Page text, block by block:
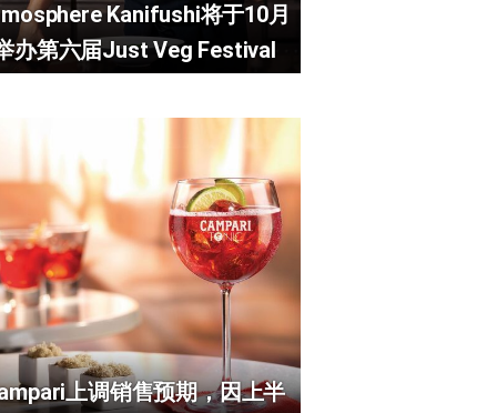
Kanifushi将于10月
办第六届Just Veg Festival
上调销售预期，因上半